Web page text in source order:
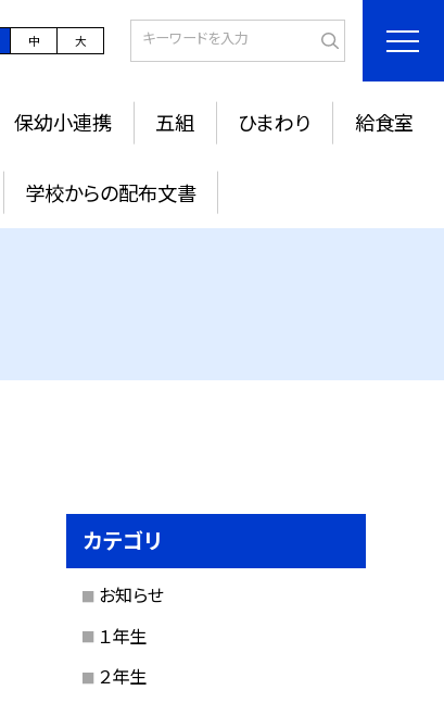
中 大
保幼小連携 五組 ひまわり 給食室
学校からの配布文書
カテゴリ
お知らせ
１年生
２年生